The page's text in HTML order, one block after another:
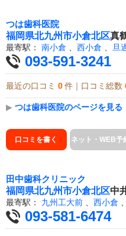
つは歯科医院
福岡県北九州市小倉北区真
最寄駅： 南小倉 、 西小倉 、 旦
093-591-3241
最近の口コミ 0 件｜口コミ総数
▶ つは歯科医院のページを見る
口コミを書く ネット・WEB予
田中歯科クリニック
福岡県北九州市小倉北区中
最寄駅： 九州工大前 西小倉
093-581-6474